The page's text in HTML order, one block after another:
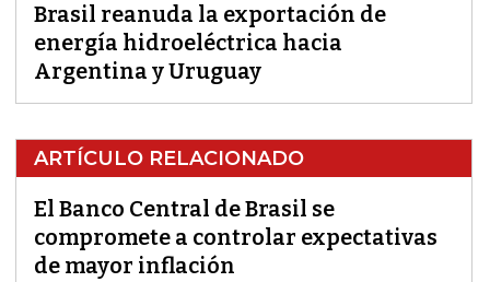
Brasil reanuda la exportación de
energía hidroeléctrica hacia
Argentina y Uruguay
ARTÍCULO RELACIONADO
El Banco Central de Brasil se
compromete a controlar expectativas
de mayor inflación